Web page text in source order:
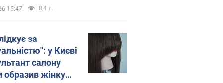
15:47 8,4 т.
за
у Києві
салону
образив жінку